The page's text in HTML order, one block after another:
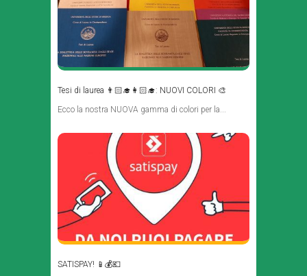
Tesi di laurea 👨🏻‍🎓👩🏻‍🎓: NUOVI COLORI 🎨
Ecco la nostra NUOVA gamma di colori per la...
SATISPAY! 📱💰💶